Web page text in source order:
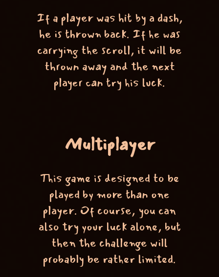
If a player was hit by a dash,
he is thrown back. If he was
carrying the scroll, it will be
thrown away and the next
player can try his luck.
Multiplayer
This game is designed to be
played by more than one
player. Of course, you can
also try your luck alone, but
then the challenge will
probably be rather limited.